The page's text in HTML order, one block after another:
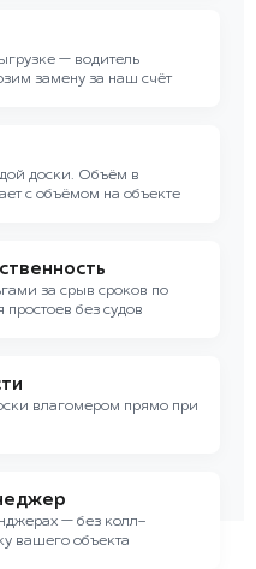
— водитель
замену за наш счёт
доски. Объём в
с объёмом на объекте
за срыв сроков по
без судов
влагомером прямо при
— без колл-
вашего объекта